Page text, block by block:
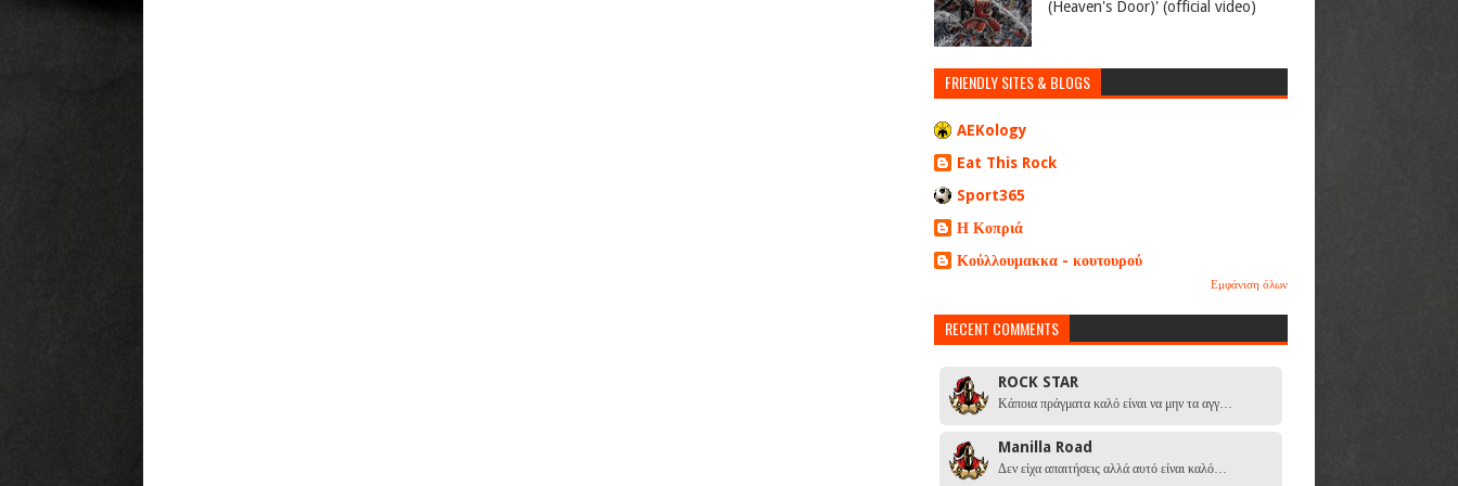
(Heaven's Door)' (official video)
FRIENDLY SITES & BLOGS
AEKology
Eat This Rock
Sport365
Η Κοπριά
Κούλλουμακκα - κουτουρού
Εμφάνιση όλων
RECENT COMMENTS
ROCK STAR
Κάποια πράγματα καλό είναι να μην τα αγγ…
Manilla Road
Δεν είχα απαιτήσεις αλλά αυτό είναι καλό…